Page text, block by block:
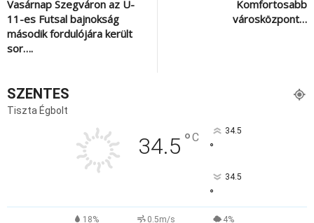
Vasárnap Szegváron az U-
11-es Futsal bajnokság
második fordulójára került
sor….
Komfortosabb
városközpont…
SZENTES
Tiszta Égbolt
34.5 °C 34.5
°
34.5
°
18% 0.5m/s 4%